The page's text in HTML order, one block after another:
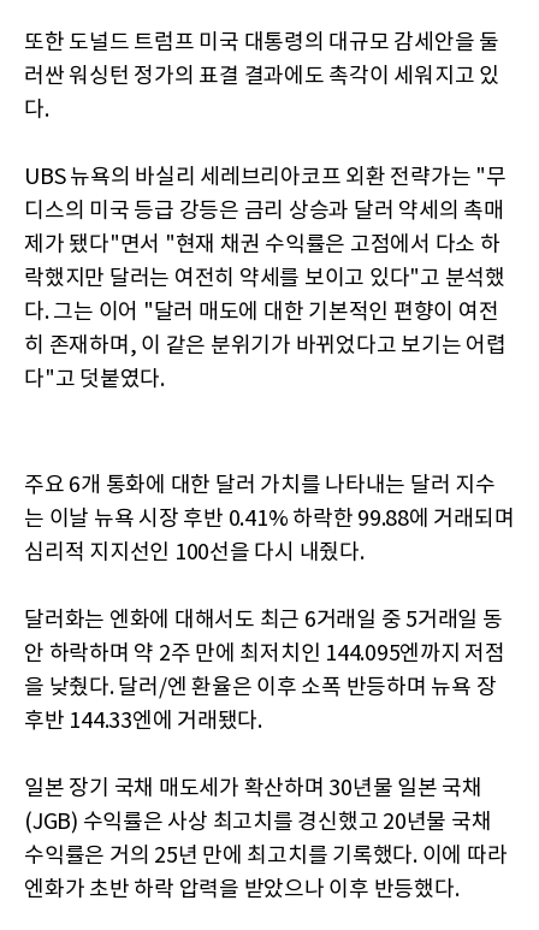
또한 도널드 트럼프 미국 대통령의 대규모 감세안을 둘
러싼 워싱턴 정가의 표결 결과에도 촉각이 세워지고 있
다.
UBS 뉴욕의 바실리 세레브리아코프 외환 전략가는 "무
디스의 미국 등급 강등은 금리 상승과 달러 약세의 촉매
제가 됐다"면서 "현재 채권 수익률은 고점에서 다소 하
락했지만 달러는 여전히 약세를 보이고 있다"고 분석했
다. 그는 이어 "달러 매도에 대한 기본적인 편향이 여전
히 존재하며, 이 같은 분위기가 바뀌었다고 보기는 어렵
다"고 덧붙였다.
주요 6개 통화에 대한 달러 가치를 나타내는 달러 지수
는 이날 뉴욕 시장 후반 0.41% 하락한 99.88에 거래되며
심리적 지지선인 100선을 다시 내줬다.
달러화는 엔화에 대해서도 최근 6거래일 중 5거래일 동
안 하락하며 약 2주 만에 최저치인 144.095엔까지 저점
을 낮췄다. 달러/엔 환율은 이후 소폭 반등하며 뉴욕 장
후반 144.33엔에 거래됐다.
일본 장기 국채 매도세가 확산하며 30년물 일본 국채
(JGB) 수익률은 사상 최고치를 경신했고 20년물 국채
수익률은 거의 25년 만에 최고치를 기록했다. 이에 따라
엔화가 초반 하락 압력을 받았으나 이후 반등했다.